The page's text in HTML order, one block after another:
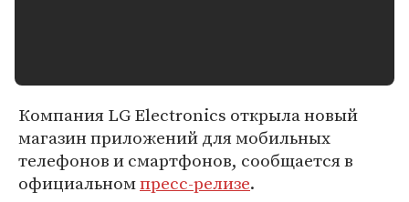
Компания LG Electronics открыла новый
магазин приложений для мобильных
телефонов и смартфонов, сообщается в
официальномпресс-релизе.